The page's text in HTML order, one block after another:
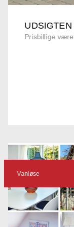
Prisbillige
Vanløse